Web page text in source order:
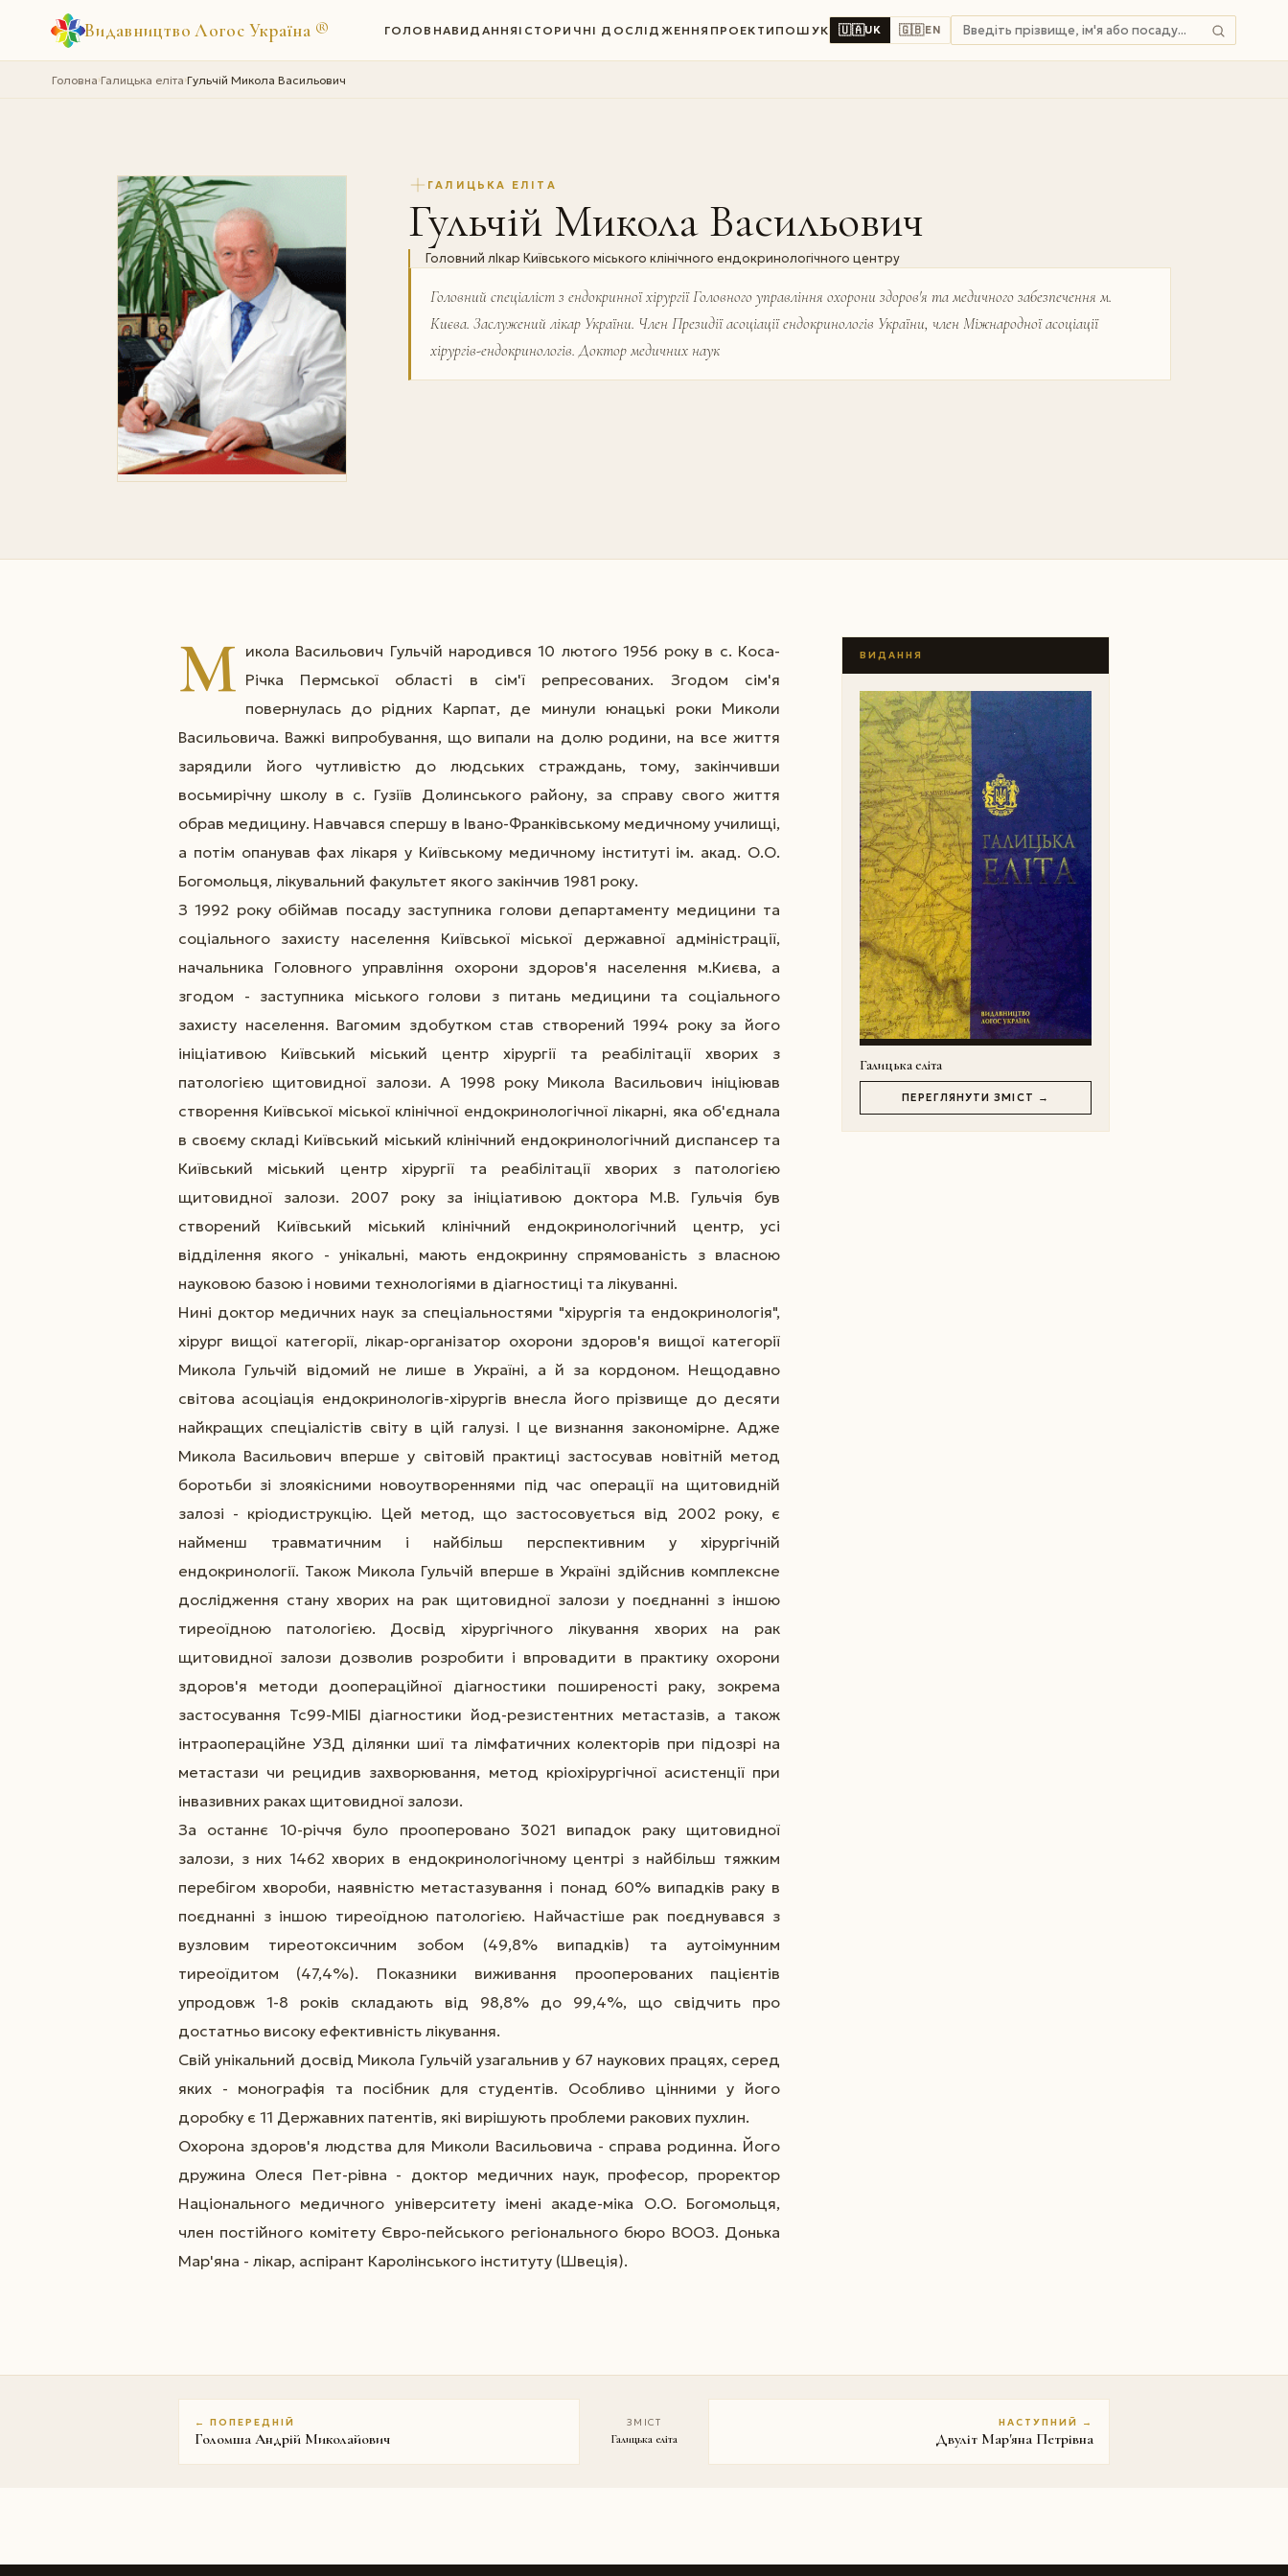
Видавництво Логос Україна ® ГОЛОВНАВИДАННЯ ІСТОРИЧНІ ДОСЛІДЖЕННЯ ПРОЕКТИ ПОШУК 🇺🇦UK 🇬🇧EN
Головна›Галицька еліта›Гульчій Микола Васильович
ГАЛИЦЬКА ЕЛІТА
Гульчій Микола Васильович
Головний лІкар Київського міського клінічного ендокринологічного центру
Головний спеціаліст з ендокринної хірургії Головного управління охорони здоров'я та медичного забезпечення м.
Києва. Заслужений лікар України. Член Президії асоціації ендокринологів України, член Міжнародної асоціації
хірургів-ендокринологів. Доктор медичних наук
М икола Васильович Гульчій народився 10 лютого 1956 року в с. Коса-
Річка Пермської області в сім'ї репресованих. Згодом сім'я
повернулась до рідних Карпат, де минули юнацькі роки Миколи
Васильовича. Важкі випробування, що випали на долю родини, на все життя
зарядили його чутливістю до людських страждань, тому, закінчивши
восьмирічну школу в с. Гузіїв Долинського району, за справу свого життя
обрав медицину. Навчався спершу в Івано-Франківському медичному училищі,
а потім опанував фах лікаря у Київському медичному інституті ім. акад. О.О.
Богомольця, лікувальний факультет якого закінчив 1981 року.
З 1992 року обіймав посаду заступника голови департаменту медицини та
соціального захисту населення Київської міської державної адміністрації,
начальника Головного управління охорони здоров'я населення м.Києва, а
згодом - заступника міського голови з питань медицини та соціального
захисту населення. Вагомим здобутком став створений 1994 року за його
ініціативою Київський міський центр хірургії та реабілітації хворих з
патологією щитовидної залози. А 1998 року Микола Васильович ініціював
створення Київської міської клінічної ендокринологічної лікарні, яка об'єднала
в своєму складі Київський міський клінічний ендокринологічний диспансер та
Київський міський центр хірургії та реабілітації хворих з патологією
щитовидної залози. 2007 року за ініціативою доктора М.В. Гульчія був
створений Київський міський клінічний ендокринологічний центр, усі
відділення якого - унікальні, мають ендокринну спрямованість з власною
науковою базою і новими технологіями в діагностиці та лікуванні.
Нині доктор медичних наук за спеціальностями "хірургія та ендокринологія",
хірург вищої категорії, лікар-організатор охорони здоров'я вищої категорії
Микола Гульчій відомий не лише в Україні, а й за кордоном. Нещодавно
світова асоціація ендокринологів-хірургів внесла його прізвище до десяти
найкращих спеціалістів світу в цій галузі. І це визнання закономірне. Адже
Микола Васильович вперше у світовій практиці застосував новітній метод
боротьби зі злоякісними новоутвореннями під час операції на щитовидній
залозі - кріодиструкцію. Цей метод, що застосовується від 2002 року, є
найменш травматичним і найбільш перспективним у хірургічній
ендокринології. Також Микола Гульчій вперше в Україні здійснив комплексне
дослідження стану хворих на рак щитовидної залози у поєднанні з іншою
тиреоїдною патологією. Досвід хірургічного лікування хворих на рак
щитовидної залози дозволив розробити і впровадити в практику охорони
здоров'я методи доопераційної діагностики поширеності раку, зокрема
застосування Тс99-МІБІ діагностики йод-резистентних метастазів, а також
інтраопераційне УЗД ділянки шиї та лімфатичних колекторів при підозрі на
метастази чи рецидив захворювання, метод кріохірургічної асистенції при
інвазивних раках щитовидної залози.
За останнє 10-річчя було прооперовано 3021 випадок раку щитовидної
залози, з них 1462 хворих в ендокринологічному центрі з найбільш тяжким
перебігом хвороби, наявністю метастазування і понад 60% випадків раку в
поєднанні з іншою тиреоїдною патологією. Найчастіше рак поєднувався з
вузловим тиреотоксичним зобом (49,8% випадків) та аутоімунним
тиреоїдитом (47,4%). Показники виживання прооперованих пацієнтів
упродовж 1-8 років складають від 98,8% до 99,4%, що свідчить про
достатньо високу ефективність лікування.
Свій унікальний досвід Микола Гульчій узагальнив у 67 наукових працях, серед
яких - монографія та посібник для студентів. Особливо цінними у його
доробку є 11 Державних патентів, які вирішують проблеми ракових пухлин.
Охорона здоров'я людства для Миколи Васильовича - справа родинна. Його
дружина Олеся Пет-рівна - доктор медичних наук, професор, проректор
Національного медичного університету імені акаде-міка О.О. Богомольця,
член постійного комітету Євро-пейського регіонального бюро ВООЗ. Донька
Мар'яна - лікар, аспірант Каролінського інституту (Швеція).
ВИДАННЯ
Галицька еліта
ПЕРЕГЛЯНУТИ ЗМІСТ →
← ПОПЕРЕДНІЙ
Голомша Андрій Миколайович
ЗМІСТ
Галицька еліта
НАСТУПНИЙ →
Двуліт Мар'яна Петрівна